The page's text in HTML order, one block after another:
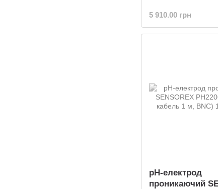
5 910.00 грн
pH-електрод
проникаючий